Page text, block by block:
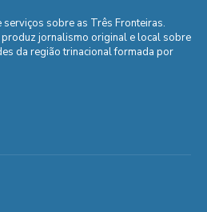
sobre as Três Fronteiras.
jornalismo original e local sobre
da região trinacional formada por